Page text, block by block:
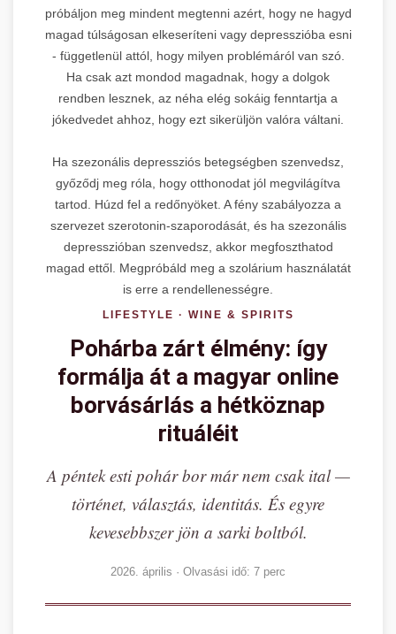
próbáljon meg mindent megtenni azért, hogy ne hagyd
magad túlságosan elkeseríteni vagy depresszióba esni
- függetlenül attól, hogy milyen problémáról van szó.
Ha csak azt mondod magadnak, hogy a dolgok
rendben lesznek, az néha elég sokáig fenntartja a
jókedvedet ahhoz, hogy ezt sikerüljön valóra váltani.
Ha szezonális depressziós betegségben szenvedsz,
győződj meg róla, hogy otthonodat jól megvilágítva
tartod. Húzd fel a redőnyöket. A fény szabályozza a
szervezet szerotonin-szaporodását, és ha szezonális
depresszióban szenvedsz, akkor megfoszthatod
magad ettől. Megpróbáld meg a szolárium használatát
is erre a rendellenességre.
LIFESTYLE · WINE & SPIRITS
Pohárba zárt élmény: így
formálja át a magyar online
borvásárlás a hétköznap
rituáléit
A péntek esti pohár bor már nem csak ital —
történet, választás, identitás. És egyre
kevesebbszer jön a sarki boltból.
2026. április · Olvasási idő: 7 perc